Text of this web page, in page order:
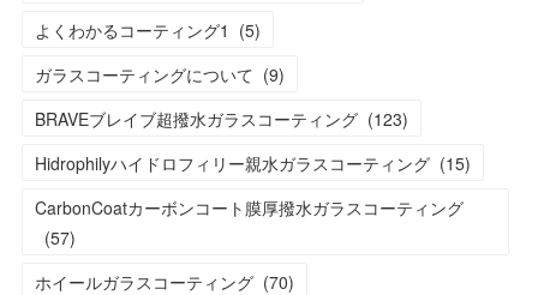
よくわかるコーティング1 (5)
ガラスコーティングについて (9)
BRAVEブレイブ超撥水ガラスコーティング (123)
Hidrophilyハイドロフィリー親水ガラスコーティング (15)
CarbonCoatカーボンコート膜厚撥水ガラスコーティング
(57)
ホイールガラスコーティング (70)